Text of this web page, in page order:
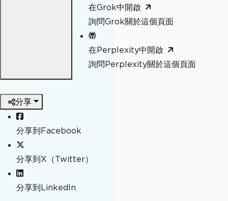
在Grok中開啟
詢問Grok關於這個頁面
在Perplexity中開啟
詢問Perplexity關於這個頁面
分享
分享到Facebook
分享到X（Twitter）
分享到LinkedIn